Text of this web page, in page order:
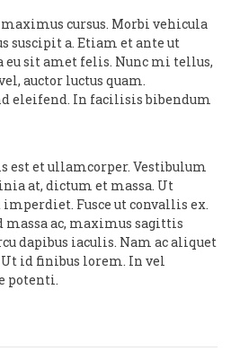
cursus. Morbi vehicula
suscipit a. Etiam et ante ut
sit amet felis. Nunc mi tellus,
auctor luctus quam.
eleifend. In facilisis bibendum
est et ullamcorper. Vestibulum
at, dictum et massa. Ut
imperdiet. Fusce ut convallis ex.
massa ac, maximus sagittis
dapibus iaculis. Nam ac aliquet
id finibus lorem. In vel
potenti.